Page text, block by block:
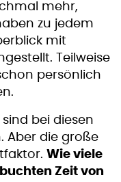
mehr,
zu jedem
mit
Teilweise
persönlich
bei diesen
Aber die große
Wie viele
Zeit von